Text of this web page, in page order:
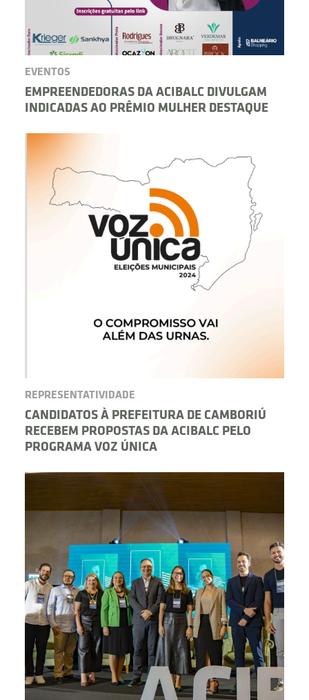
EVENTOS
EMPREENDEDORAS DA ACIBALC DIVULGAM
INDICADAS AO PRÊMIO MULHER DESTAQUE
REPRESENTATIVIDADE
CANDIDATOS À PREFEITURA DE CAMBORIÚ
RECEBEM PROPOSTAS DA ACIBALC PELO
PROGRAMA VOZ ÚNICA